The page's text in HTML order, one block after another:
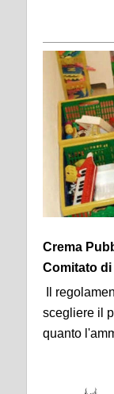
Crema
Comitato
Il
scegliere il
quanto